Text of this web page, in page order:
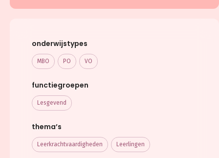
onderwijstypes
MBO PO VO
functiegroepen
Lesgevend
thema’s
Leerkracht­vaardigheden Leerlingen